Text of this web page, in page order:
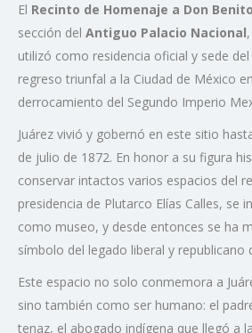
El Recinto de Homenaje a Don
sección del Antiguo Palacio Nacional
utilizó como residencia oficial y sede
regreso triunfal a la Ciudad de México
derrocamiento del Segundo Imperio
Juárez vivió y gobernó en este sitio
de julio de 1872. En honor a su figura
conservar intactos varios espacios del
presidencia de Plutarco Elías Calles, se
como museo, y desde entonces se ha
símbolo del legado liberal y republicano
Este espacio no solo conmemora a
sino también como ser humano: el
tenaz, el abogado indígena que llegó a